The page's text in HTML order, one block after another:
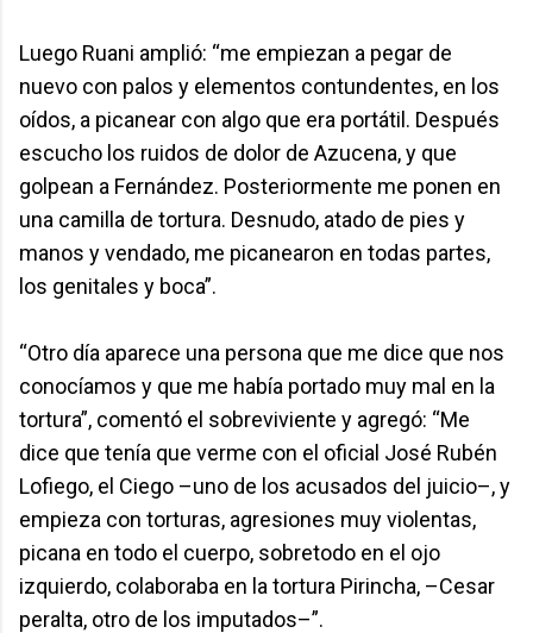
Luego Ruani amplió: “me empiezan a pegar de
nuevo con palos y elementos contundentes, en los
oídos, a picanear con algo que era portátil. Después
escucho los ruidos de dolor de Azucena, y que
golpean a Fernández. Posteriormente me ponen en
una camilla de tortura. Desnudo, atado de pies y
manos y vendado, me picanearon en todas partes,
los genitales y boca”.
“Otro día aparece una persona que me dice que nos
conocíamos y que me había portado muy mal en la
tortura”, comentó el sobreviviente y agregó: “Me
dice que tenía que verme con el oficial José Rubén
Lofiego, el Ciego –uno de los acusados del juicio–, y
empieza con torturas, agresiones muy violentas,
picana en todo el cuerpo, sobretodo en el ojo
izquierdo, colaboraba en la tortura Pirincha, –Cesar
peralta, otro de los imputados–”.